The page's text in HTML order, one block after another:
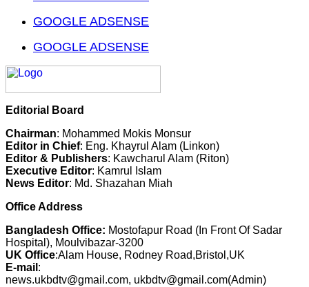
GOOGLE ADSENSE
GOOGLE ADSENSE
Editorial Board
Chairman: Mohammed Mokis Monsur
Editor in Chief: Eng. Khayrul Alam (Linkon)
Editor & Publishers: Kawcharul Alam (Riton)
Executive Editor: Kamrul Islam
News Editor: Md. Shazahan Miah
Office Address
Bangladesh Office: Mostofapur Road (In Front Of Sadar
Hospital), Moulvibazar-3200
UK Office:Alam House, Rodney Road,Bristol,UK
E-mail :
news.ukbdtv@gmail.com, ukbdtv@gmail.com(Admin)